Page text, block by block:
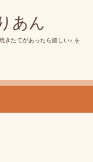
あん
きたてがあったら嬉しい♪ を